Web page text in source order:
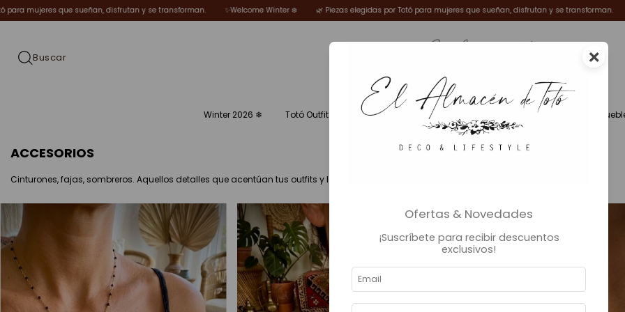
Winter ❄️ 🌿 Piezas elegidas por Totó para mujeres que sueñan, disfrutan y se transforman. ✨Welcome Winter ❄️ 🌿 Piezas elegidas por Totó para
Winter 2026 ❄︎ Totó Outfits Fragancias Iluminación
ACCESORIOS
Cinturones, fajas, sombreros. Aquellos detalles que acentúan tus outfits y los elevan a otro nivel.
×
Ofertas & Novedades
¡Suscríbete para recibir descuentos
exclusivos!